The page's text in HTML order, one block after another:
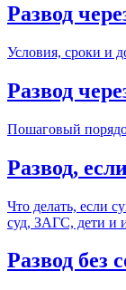
Развод
Условия, сроки и
Развод
Пошаговый
Развод,
Что делать, если
суд, ЗАГС, дети и
Развод без